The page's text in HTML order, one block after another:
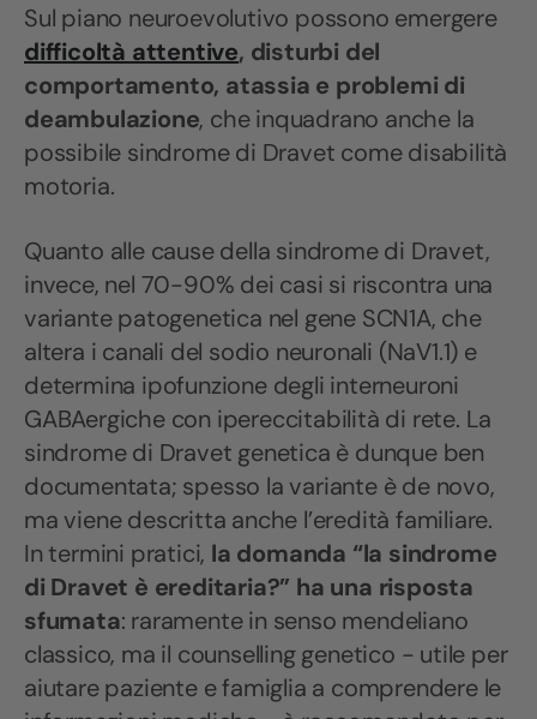
Sul piano neuroevolutivo possono emergere
difficoltà attentive, disturbi del
comportamento, atassia e problemi di
deambulazione, che inquadrano anche la
possibile sindrome di Dravet come disabilità
motoria.
Quanto alle cause della sindrome di Dravet,
invece, nel 70-90% dei casi si riscontra una
variante patogenetica nel gene SCN1A, che
altera i canali del sodio neuronali (NaV1.1) e
determina ipofunzione degli interneuroni
GABAergiche con ipereccitabilità di rete. La
sindrome di Dravet genetica è dunque ben
documentata; spesso la variante è de novo,
ma viene descritta anche l’eredità familiare.
In termini pratici, la domanda “la sindrome
di Dravet è ereditaria?” ha una risposta
sfumata: raramente in senso mendeliano
classico, ma il counselling genetico - utile per
aiutare paziente e famiglia a comprendere le